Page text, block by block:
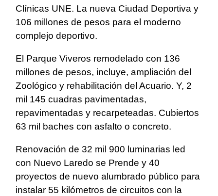
Clínicas UNE. La nueva Ciudad Deportiva y
106 millones de pesos para el moderno
complejo deportivo.
El Parque Viveros remodelado con 136
millones de pesos, incluye, ampliación del
Zoológico y rehabilitación del Acuario. Y, 2
mil 145 cuadras pavimentadas,
repavimentadas y recarpeteadas. Cubiertos
63 mil baches con asfalto o concreto.
Renovación de 32 mil 900 luminarias led
con Nuevo Laredo se Prende y 40
proyectos de nuevo alumbrado público para
instalar 55 kilómetros de circuitos con la